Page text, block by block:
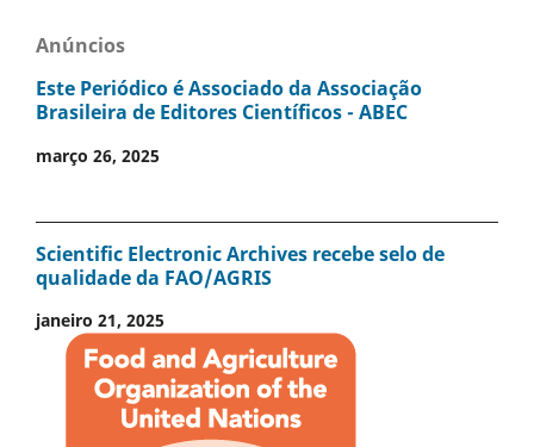
Anúncios
Este Periódico é Associado da Associação
Brasileira de Editores Científicos - ABEC
março 26, 2025
Scientific Electronic Archives recebe selo de
qualidade da FAO/AGRIS
janeiro 21, 2025